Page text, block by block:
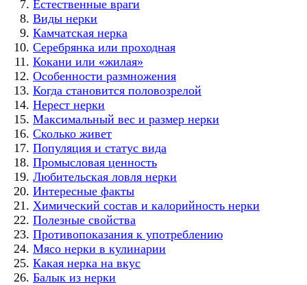
Естественные враги
Виды нерки
Камчатская нерка
Серебрянка или проходная
Кокани или «жилая»
Особенности размножения
Когда становится половозрелой
Нерест нерки
Максимальный вес и размер нерки
Сколько живет
Популяция и статус вида
Промысловая ценность
Любительская ловля нерки
Интересные факты
Химический состав и калорийность нерки
Полезные свойства
Противопоказания к употреблению
Мясо нерки в кулинарии
Какая нерка на вкус
Балык из нерки